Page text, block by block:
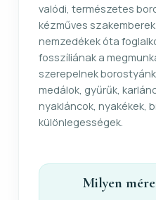
valódi, természetes
kézműves
nemzedékek óta
fosszíliának a
szerepelnek
medálok, gyűrűk,
nyakláncok, nyakékek,
különlegességek.
Milyen